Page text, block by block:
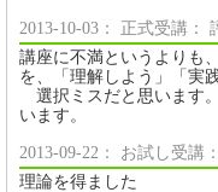
2013-10-03： 正式受講：
講座に不満というよりも
を、「理解しよう」「実
選択ミスだと思います
います。
2013-09-22： お試し受講
理論を得ました